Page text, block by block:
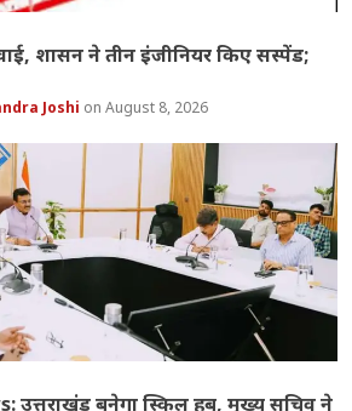
शासन ने तीन इंजीनियर किए सस्पेंड;
Joshi August 8, 2026
बनेगा स्किल हब, मुख्य सचिव ने